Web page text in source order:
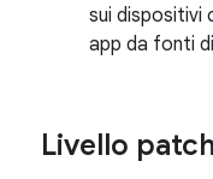
sui dispositivi
app da fonti
Livello